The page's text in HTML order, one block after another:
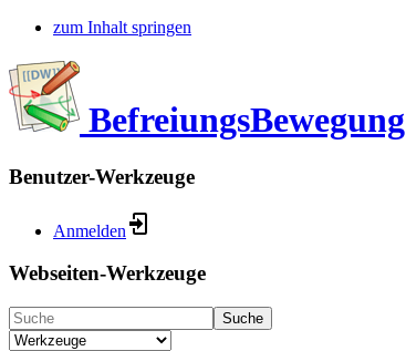
zum Inhalt springen
BefreiungsBewegung
Benutzer-Werkzeuge
Anmelden
Webseiten-Werkzeuge
Suche